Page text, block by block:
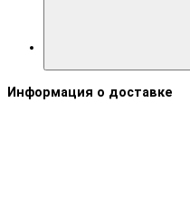
Информация о доставке